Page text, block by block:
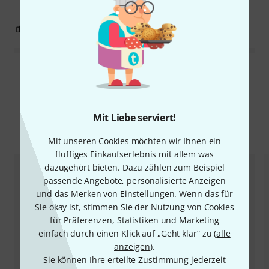
Mit Liebe serviert!
Mit unseren Cookies möchten wir Ihnen ein
fluffiges Einkaufserlebnis mit allem was
dazugehört bieten. Dazu zählen zum Beispiel
passende Angebote, personalisierte Anzeigen
und das Merken von Einstellungen. Wenn das für
Sie okay ist, stimmen Sie der Nutzung von Cookies
für Präferenzen, Statistiken und Marketing
einfach durch einen Klick auf „Geht klar“ zu (alle
anzeigen).
Sie können Ihre erteilte Zustimmung jederzeit
BEWERTUNG MELDEN
Alle Bewertungen lesen